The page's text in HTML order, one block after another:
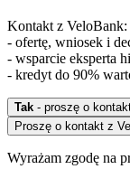
Kontakt z VeloBank:
- ofertę, wniosek i
- wsparcie eksperta
- kredyt do 90%
Tak - proszę o
Proszę o kontakt z
Wyrażam zgodę na